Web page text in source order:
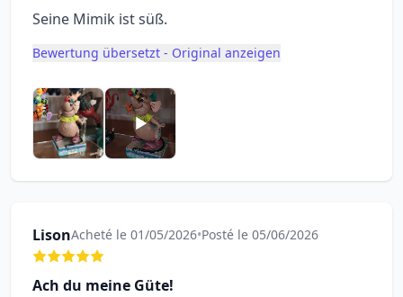
Seine Mimik ist süß.
Bewertung übersetzt - Original anzeigen
LisonAcheté le 01/05/2026•Posté le 05/06/2026
Ach du meine Güte!